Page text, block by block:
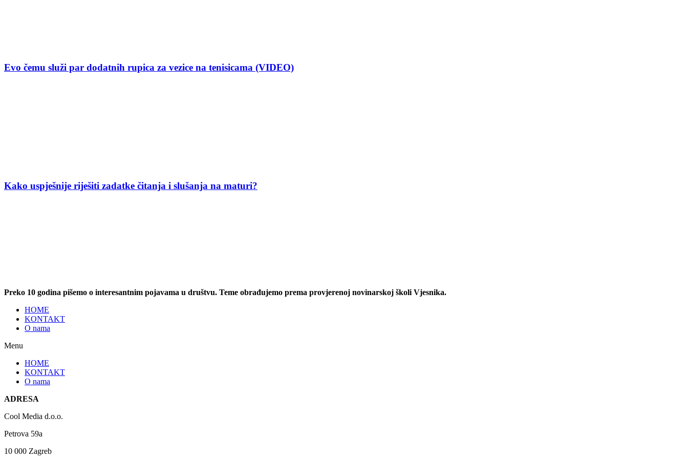
Evo čemu služi par dodatnih rupica za vezice na tenisicama (VIDEO)
Kako uspješnije riješiti zadatke čitanja i slušanja na maturi?
Preko 10 godina pišemo o interesantnim pojavama u društvu. Teme obrađujemo prema provjerenoj novinarskoj školi Vjesnika.
HOME
KONTAKT
O nama
Menu
HOME
KONTAKT
O nama
ADRESA
Cool Media d.o.o.
Petrova 59a
10 000 Zagreb